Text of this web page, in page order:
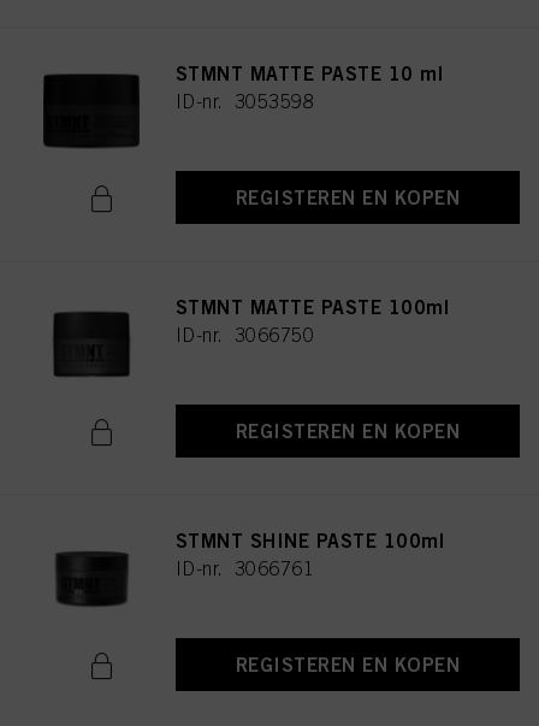
STMNT MATTE PASTE 10 ml
ID-nr. 3053598
REGISTEREN EN KOPEN
STMNT MATTE PASTE 100ml
ID-nr. 3066750
REGISTEREN EN KOPEN
STMNT SHINE PASTE 100ml
ID-nr. 3066761
REGISTEREN EN KOPEN